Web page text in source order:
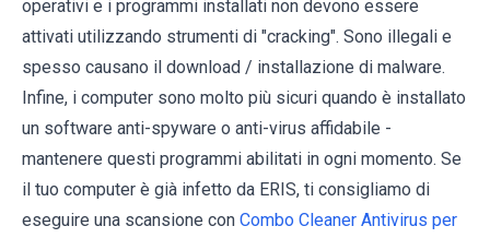
operativi e i programmi installati non devono essere
attivati ​​utilizzando strumenti di "cracking". Sono illegali e
spesso causano il download / installazione di malware.
Infine, i computer sono molto più sicuri quando è installato
un software anti-spyware o anti-virus affidabile -
mantenere questi programmi abilitati in ogni momento. Se
il tuo computer è già infetto da ERIS, ti consigliamo di
eseguire una scansione con Combo Cleaner Antivirus per